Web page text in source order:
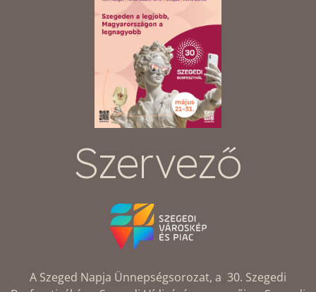
Szervező
A Szeged Napja Ünnepségsorozat, a 30. Szegedi